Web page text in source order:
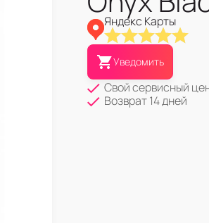
Яндекс Карты
Уведомить
Свой сервисный
Возврат 14 дней